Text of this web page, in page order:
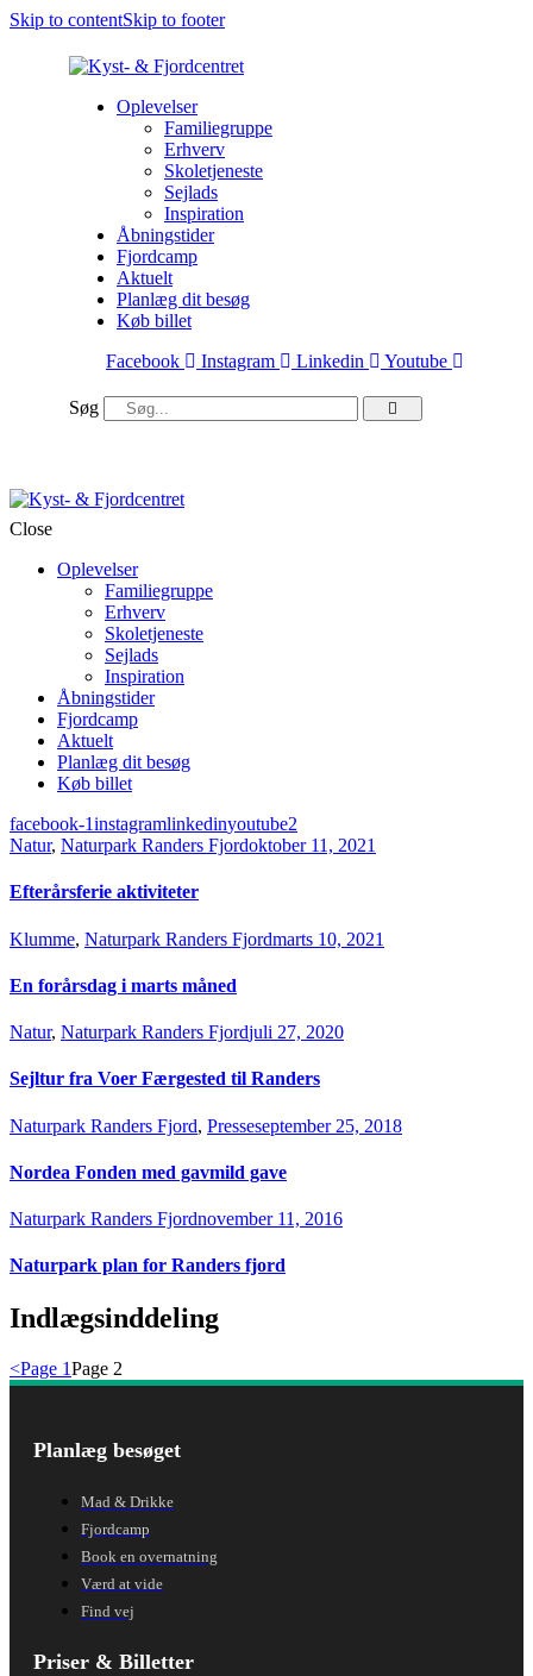
Skip to contentSkip to footer
Oplevelser
Familiegruppe
Erhverv
Skoletjeneste
Sejlads
Inspiration
Åbningstider
Fjordcamp
Aktuelt
Planlæg dit besøg
Køb billet
Facebook
Instagram Linkedin Youtube
Søg
Close
Oplevelser
Familiegruppe
Erhverv
Skoletjeneste
Sejlads
Inspiration
Åbningstider
Fjordcamp
Aktuelt
Planlæg dit besøg
Køb billet
facebook-1instagramlinkedinyoutube2
Natur, Naturpark Randers Fjordoktober 11, 2021
Efterårsferie aktiviteter
Klumme, Naturpark Randers Fjordmarts 10, 2021
En forårsdag i marts måned
Natur, Naturpark Randers Fjordjuli 27, 2020
Sejltur fra Voer Færgested til Randers
Naturpark Randers Fjord, Presseseptember 25, 2018
Nordea Fonden med gavmild gave
Naturpark Randers Fjordnovember 11, 2016
Naturpark plan for Randers fjord
Indlægsinddeling
<Page 1Page 2
Planlæg besøget
Mad & Drikke
Fjordcamp
Book en overnatning
Værd at vide
Find vej
Priser & Billetter